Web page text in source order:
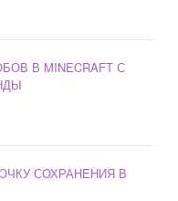
В MINECRAFT С
СОХРАНЕНИЯ В